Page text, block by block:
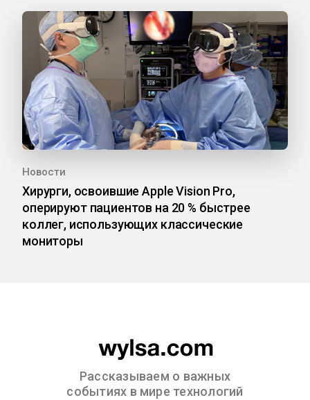
Новости
Хирурги, освоившие Apple Vision Pro,
оперируют пациентов на 20 % быстрее
коллег, использующих классические
мониторы
Рассказываем о важных
событиях в мире технологий